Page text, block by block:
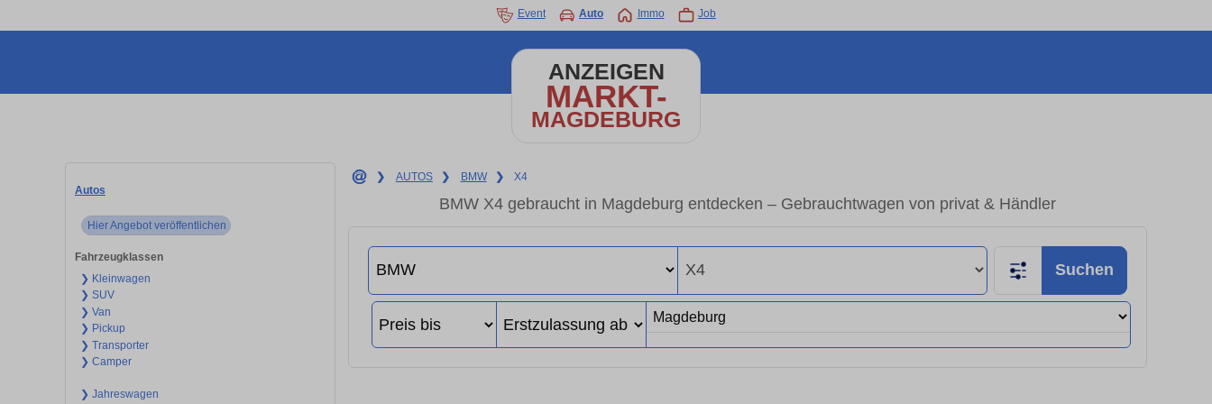
Event Auto Immo Job
ANZEIGEN
MARKT-
MAGDEBURG
Autos
Hier Angebot veröffentlichen
Fahrzeugklassen
❯ Kleinwagen
❯ SUV
❯ Van
❯ Pickup
❯ Transporter
❯ Camper
❯ Jahreswagen
❯ AUTOS ❯ BMW ❯ X4
BMW X4 gebraucht in Magdeburg entdecken – Gebrauchtwagen von privat & Händler
Suchen